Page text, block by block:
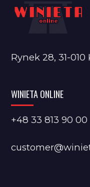
Rynek 28, 31-010
WINIETA ONLINE
+48 33 813 90 00